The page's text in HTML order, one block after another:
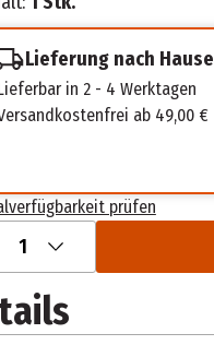
Lieferung nach Hause
in 2 - 4 Werktagen
ab 49,00 €
prüfen
1